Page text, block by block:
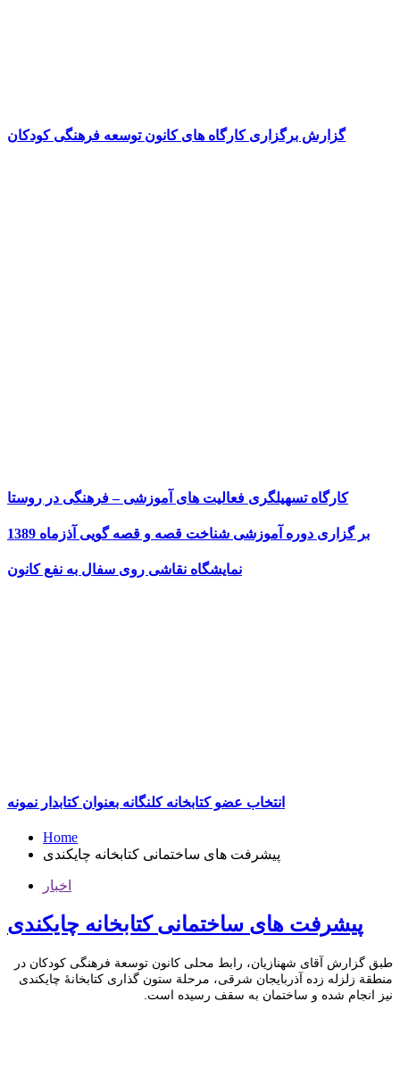
گزارش برگزاری کارگاه های کانون توسعه فرهنگی کودکان
کارگاه تسهیلگری فعالیت های آموزشی – فرهنگی در روستا
بر گزاری دوره آموزشی شناخت قصه و قصه گویی آذزماه 1389
نمایشگاه نقاشی روی سفال به نفع کانون
انتخاب عضو کتابخانه کلنگانه بعنوان کتابدار نمونه
Home
پیشرفت های ساختمانی کتابخانه چایکندی
اخبار
پیشرفت های ساختمانی کتابخانه چایکندی
طبق گزارش آقای شهنازیان، رابط محلی کانون توسعة فرهنگی کودکان در
منطقة زلزله زده آذربایجان شرقی، مرحلة ستون گذاری کتابخانۀ چایکندی
نیز انجام شده و ساختمان به سقف رسیده است.